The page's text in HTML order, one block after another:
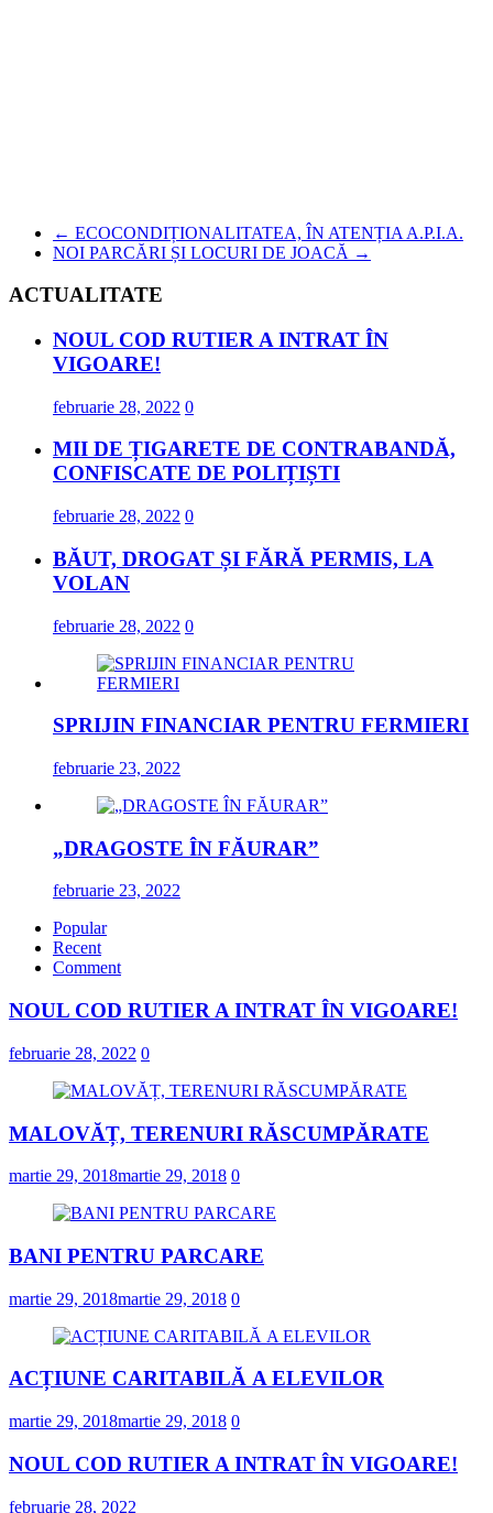
← ECOCONDIȚIONALITATEA, ÎN ATENȚIA A.P.I.A.
NOI PARCĂRI ȘI LOCURI DE JOACĂ →
ACTUALITATE
NOUL COD RUTIER A INTRAT ÎN
VIGOARE!
februarie 28, 2022 0
MII DE ȚIGARETE DE CONTRABANDĂ,
CONFISCATE DE POLIȚIȘTI
februarie 28, 2022 0
BĂUT, DROGAT ȘI FĂRĂ PERMIS, LA
VOLAN
februarie 28, 2022 0
SPRIJIN FINANCIAR PENTRU FERMIERI
februarie 23, 2022
„DRAGOSTE ÎN FĂURAR”
februarie 23, 2022
Popular
Recent
Comment
NOUL COD RUTIER A INTRAT ÎN VIGOARE!
februarie 28, 2022 0
MALOVĂȚ, TERENURI RĂSCUMPĂRATE
martie 29, 2018martie 29, 2018 0
BANI PENTRU PARCARE
martie 29, 2018martie 29, 2018 0
ACȚIUNE CARITABILĂ A ELEVILOR
martie 29, 2018martie 29, 2018 0
NOUL COD RUTIER A INTRAT ÎN VIGOARE!
februarie 28, 2022